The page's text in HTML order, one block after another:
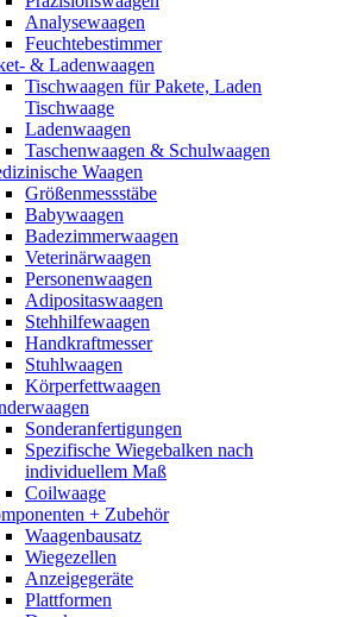
Analysewaagen
Feuchtebestimmer
& Ladenwaagen
Tischwaagen für Pakete, Laden
Tischwaage
Ladenwaagen
Taschenwaagen & Schulwaagen
Waagen
Größenmessstäbe
Babywaagen
Badezimmerwaagen
Veterinärwaagen
Personenwaagen
Adipositaswaagen
Stehhilfewaagen
Handkraftmesser
Stuhlwaagen
Körperfettwaagen
Sonderanfertigungen
Spezifische Wiegebalken nach
individuellem Maß
Coilwaage
+ Zubehör
Waagenbausatz
Wiegezellen
Anzeigegeräte
Plattformen